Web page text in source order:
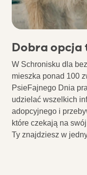
Dobra opcja
W Schronisku dla
mieszka ponad 100
PsieFajnego Dnia
udzielać wszelkich
adopcyjnego i
które czekają na
Ty znajdziesz w